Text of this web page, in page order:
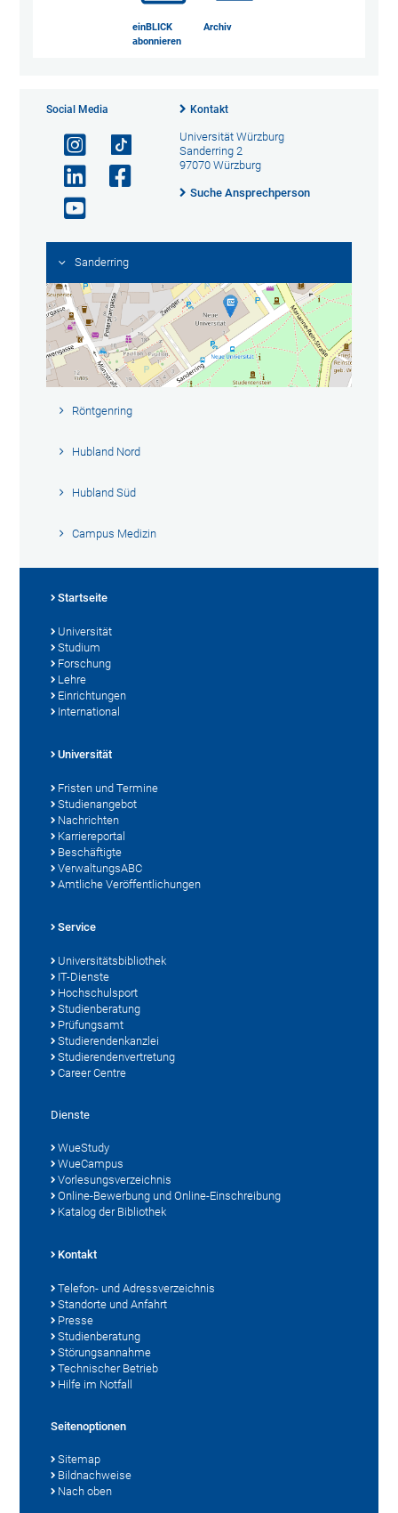
einBLICK
abonnieren
Archiv
Social Media Kontakt
Universität Würzburg
Sanderring 2
97070 Würzburg
Suche Ansprechperson
Sanderring
Röntgenring
Hubland Nord
Hubland Süd
Campus Medizin
Startseite
Universität
Studium
Forschung
Lehre
Einrichtungen
International
Universität
Fristen und Termine
Studienangebot
Nachrichten
Karriereportal
Beschäftigte
VerwaltungsABC
Amtliche Veröffentlichungen
Service
Universitätsbibliothek
IT-Dienste
Hochschulsport
Studienberatung
Prüfungsamt
Studierendenkanzlei
Studierendenvertretung
Career Centre
Dienste
WueStudy
WueCampus
Vorlesungsverzeichnis
Online-Bewerbung und Online-Einschreibung
Katalog der Bibliothek
Kontakt
Telefon- und Adressverzeichnis
Standorte und Anfahrt
Presse
Studienberatung
Störungsannahme
Technischer Betrieb
Hilfe im Notfall
Seitenoptionen
Sitemap
Bildnachweise
Nach oben